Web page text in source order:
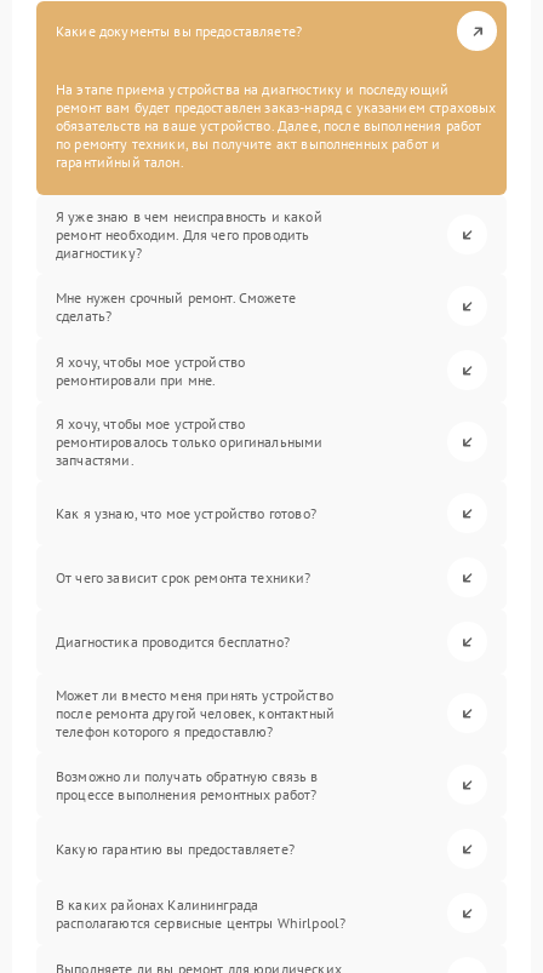
Какие документы вы предоставляете?
На этапе приема устройства на диагностику и последующий
ремонт вам будет предоставлен заказ-наряд с указанием страховых
обязательств на ваше устройство. Далее, после выполнения работ
по ремонту техники, вы получите акт выполненных работ и
гарантийный талон.
Я уже знаю в чем неисправность и какой
ремонт необходим. Для чего проводить
диагностику?
Мне нужен срочный ремонт. Сможете
сделать?
Я хочу, чтобы мое устройство
ремонтировали при мне.
Я хочу, чтобы мое устройство
ремонтировалось только оригинальными
запчастями.
Как я узнаю, что мое устройство готово?
От чего зависит срок ремонта техники?
Диагностика проводится бесплатно?
Может ли вместо меня принять устройство
после ремонта другой человек, контактный
телефон которого я предоставлю?
Возможно ли получать обратную связь в
процессе выполнения ремонтных работ?
Какую гарантию вы предоставляете?
В каких районах Калининграда
располагаются сервисные центры Whirlpool?
Выполняете ли вы ремонт для юридических